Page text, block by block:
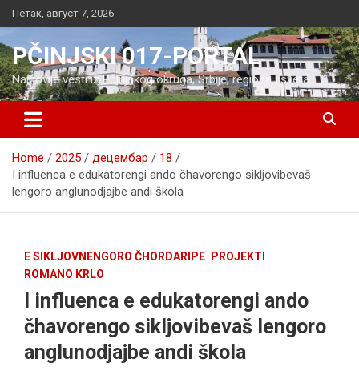
Skip
to
content
Петак, август 7, 2026
PČINJSKI 017-PORTAL
Najnovije vesti iz Pčinjskog okruga, Srbije, regiona i sveta
Home 2025 децембар
18
I influenca e edukatorengi ando čhavorengo sikljovibevaš
lengoro anglunodjajbe andi škola
E SIKLJOVNENGORO ČHORDARIPE
PROJEKTI
ROMANO KRLO
I influenca e edukatorengi ando
čhavorengo sikljovibevaš lengoro
anglunodjajbe andi škola